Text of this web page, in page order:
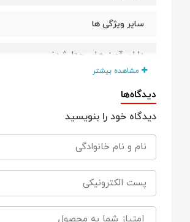
سایر ویژگی ها
دارای آویز های جدا شدنی
پیانو جدا شونده و قابل اتصال به تخت
دارای موزیک و لالایی
ابعاد باز
95*56 سانتی متر
ابعاد محصول
مشاهده بیشتر
دیدگاه‌ها
دیدگاه خود را بنویسید